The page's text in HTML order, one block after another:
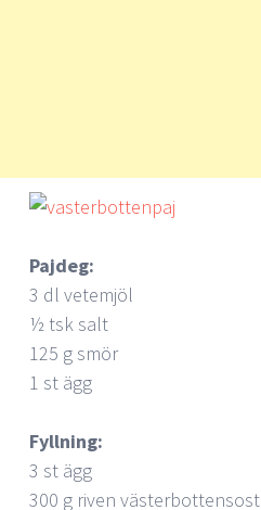
Pajdeg:
3 dl vetemjöl
½ tsk salt
125 g smör
1 st ägg
Fyllning:
3 st ägg
300 g riven västerbottensost